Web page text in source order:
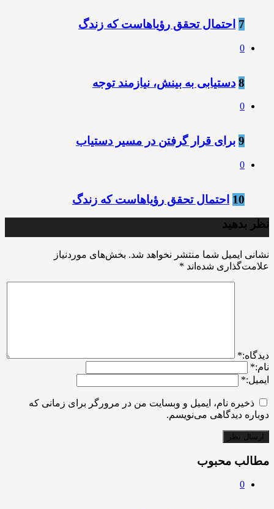
7 احتمال تحقق رؤیاهاست که زندگ
0
8 دستیابی به بینش، نیازمند توجه
0
9 برای قرار گرفتن در مسیر دستیاب
0
10 احتمال تحقق رؤیاهاست که زندگ
نظر بدهید
نشانی ایمیل شما منتشر نخواهد شد. بخش‌های موردنیاز
علامت‌گذاری شده‌اند *
ديدگاه:*
نام:*
ایمیل:*
ذخیره نام، ایمیل و وبسایت من در مرورگر برای زمانی که
دوباره دیدگاهی می‌نویسم.
مطالب محبوب
0